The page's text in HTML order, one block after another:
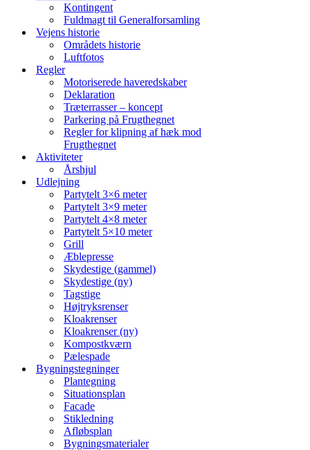
Kontingent
Fuldmagt til Generalforsamling
Vejens historie
Områdets historie
Luftfotos
Regler
Motoriserede haveredskaber
Deklaration
Træterrasser – koncept
Parkering på Frugthegnet
Regler for klipning af hæk mod
Frugthegnet
Aktiviteter
Årshjul
Udlejning
Partytelt 3×6 meter
Partytelt 3×9 meter
Partytelt 4×8 meter
Partytelt 5×10 meter
Grill
Æblepresse
Skydestige (gammel)
Skydestige (ny)
Tagstige
Højtryksrenser
Kloakrenser
Kloakrenser (ny)
Kompostkværn
Pælespade
Bygningstegninger
Plantegning
Situationsplan
Facade
Stikledning
Afløbsplan
Bygningsmaterialer